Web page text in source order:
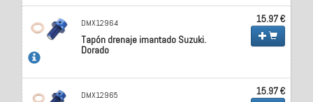
DMX12964
Tapón drenaje imantado Suzuki.
Dorado
15.97 €
DMX12965 15.97 €